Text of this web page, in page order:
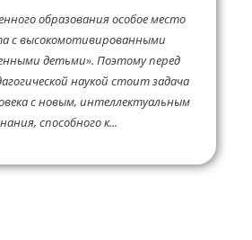
образования особое место
с высокомотивированными
детьми». Поэтому перед
наукой стоит задача
с новым, интеллектуальным
способного к...